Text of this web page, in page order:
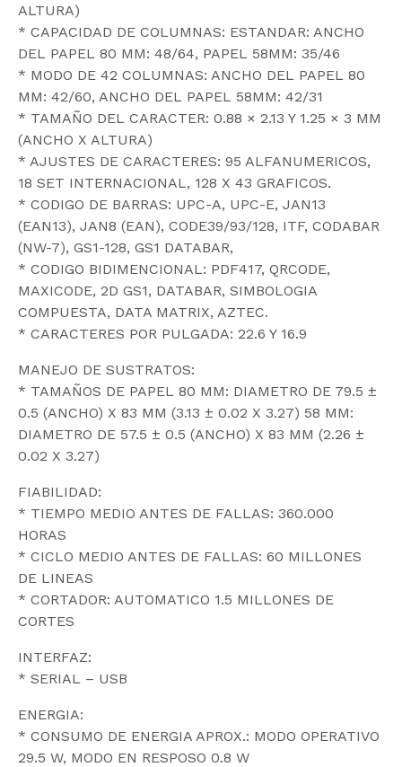
ALTURA)
* CAPACIDAD DE COLUMNAS: ESTANDAR: ANCHO
DEL PAPEL 80 MM: 48/64, PAPEL 58MM: 35/46
* MODO DE 42 COLUMNAS: ANCHO DEL PAPEL 80
MM: 42/60, ANCHO DEL PAPEL 58MM: 42/31
* TAMAÑO DEL CARACTER: 0.88 × 2.13 Y 1.25 × 3 MM
(ANCHO X ALTURA)
* AJUSTES DE CARACTERES: 95 ALFANUMERICOS,
18 SET INTERNACIONAL, 128 X 43 GRAFICOS.
* CODIGO DE BARRAS: UPC-A, UPC-E, JAN13
(EAN13), JAN8 (EAN), CODE39/93/128, ITF, CODABAR
(NW-7), GS1-128, GS1 DATABAR,
* CODIGO BIDIMENCIONAL: PDF417, QRCODE,
MAXICODE, 2D GS1, DATABAR, SIMBOLOGIA
COMPUESTA, DATA MATRIX, AZTEC.
* CARACTERES POR PULGADA: 22.6 Y 16.9
MANEJO DE SUSTRATOS:
* TAMAÑOS DE PAPEL 80 MM: DIAMETRO DE 79.5 ±
0.5 (ANCHO) X 83 MM (3.13 ± 0.02 X 3.27) 58 MM:
DIAMETRO DE 57.5 ± 0.5 (ANCHO) X 83 MM (2.26 ±
0.02 X 3.27)
FIABILIDAD:
* TIEMPO MEDIO ANTES DE FALLAS: 360.000
HORAS
* CICLO MEDIO ANTES DE FALLAS: 60 MILLONES
DE LINEAS
* CORTADOR: AUTOMATICO 1.5 MILLONES DE
CORTES
INTERFAZ:
* SERIAL – USB
ENERGIA:
* CONSUMO DE ENERGIA APROX.: MODO OPERATIVO
29.5 W, MODO EN RESPOSO 0.8 W